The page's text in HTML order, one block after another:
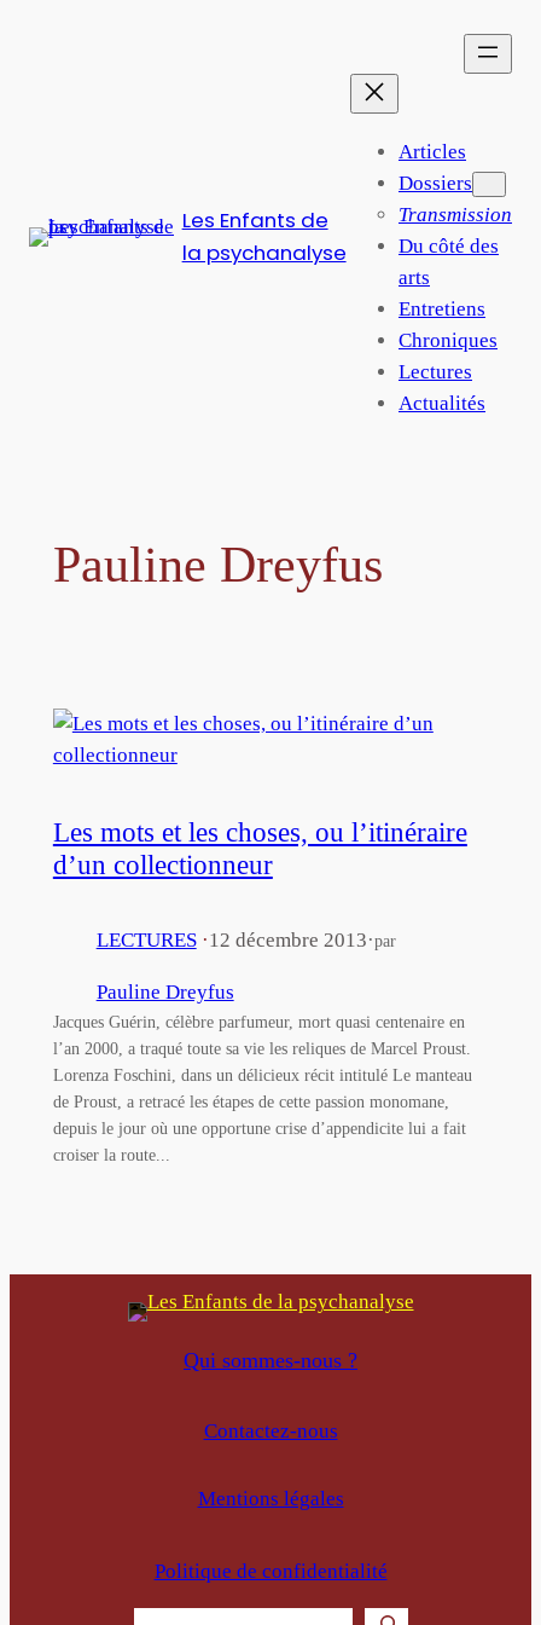
Les Enfants de
la psychanalyse
Articles
Dossiers
Transmission
Du côté des
arts
Entretiens
Chroniques
Lectures
Actualités
Pauline Dreyfus
Les mots et les choses, ou l’itinéraire
d’un collectionneur
LECTURES·12 décembre 2013·par
Pauline Dreyfus
Jacques Guérin, célèbre parfumeur, mort quasi centenaire en
l’an 2000, a traqué toute sa vie les reliques de Marcel Proust.
Lorenza Foschini, dans un délicieux récit intitulé Le manteau
de Proust, a retracé les étapes de cette passion monomane,
depuis le jour où une opportune crise d’appendicite lui a fait
croiser la route...
Qui sommes-nous ?
Contactez-nous
Mentions légales
Politique de confidentialité